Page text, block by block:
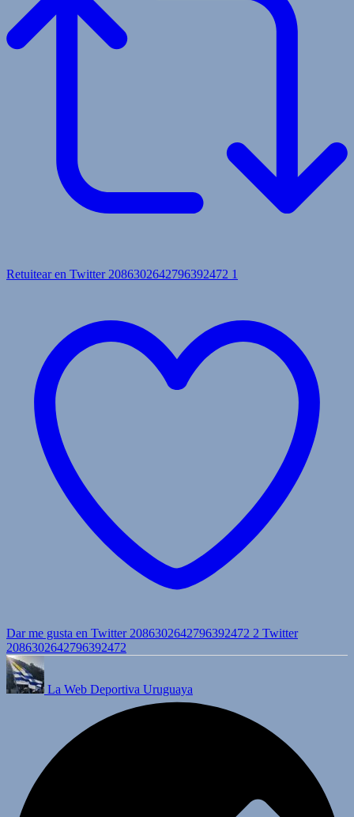
Retuitear en Twitter 2086302642796392472 1
Dar me gusta en Twitter 2086302642796392472 2 Twitter
2086302642796392472
La Web Deportiva Uruguaya